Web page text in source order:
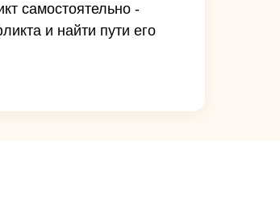
самостоятельно -
и найти пути его